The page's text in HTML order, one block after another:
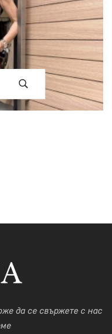
да се свържете с нас